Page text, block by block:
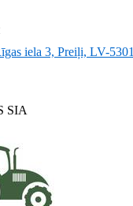
iela 3, Preiļi, LV-5301
SIA